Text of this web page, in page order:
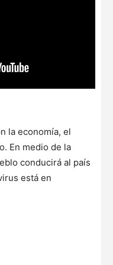
la economía, el
En medio de la
conducirá al país
está en